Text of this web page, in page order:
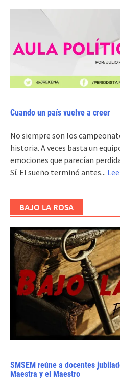
Cuando un país vuelve a creer
No siempre son los
historia. A veces basta un
emociones que parecían
Sí. El sueño terminó antes...
BAJO LA ROSA
SMSEM reúne a docentes
Maestra y el Maestro